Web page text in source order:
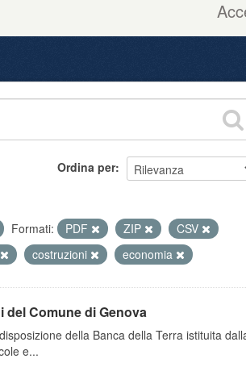
Ordina per
Formati: PDF ZIP
CSV
costruzioni economia
del Comune di Genova
della Banca della Terra istituita
e...